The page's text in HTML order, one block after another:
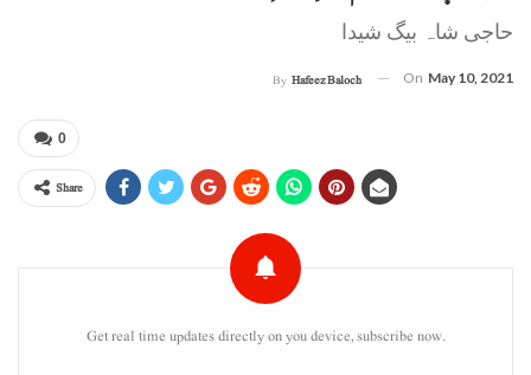
حاجی شاہ بیگ شیدا
By Hafeez Baloch On May 10, 2021
0
Share
Get real time updates directly on you device, subscribe now.